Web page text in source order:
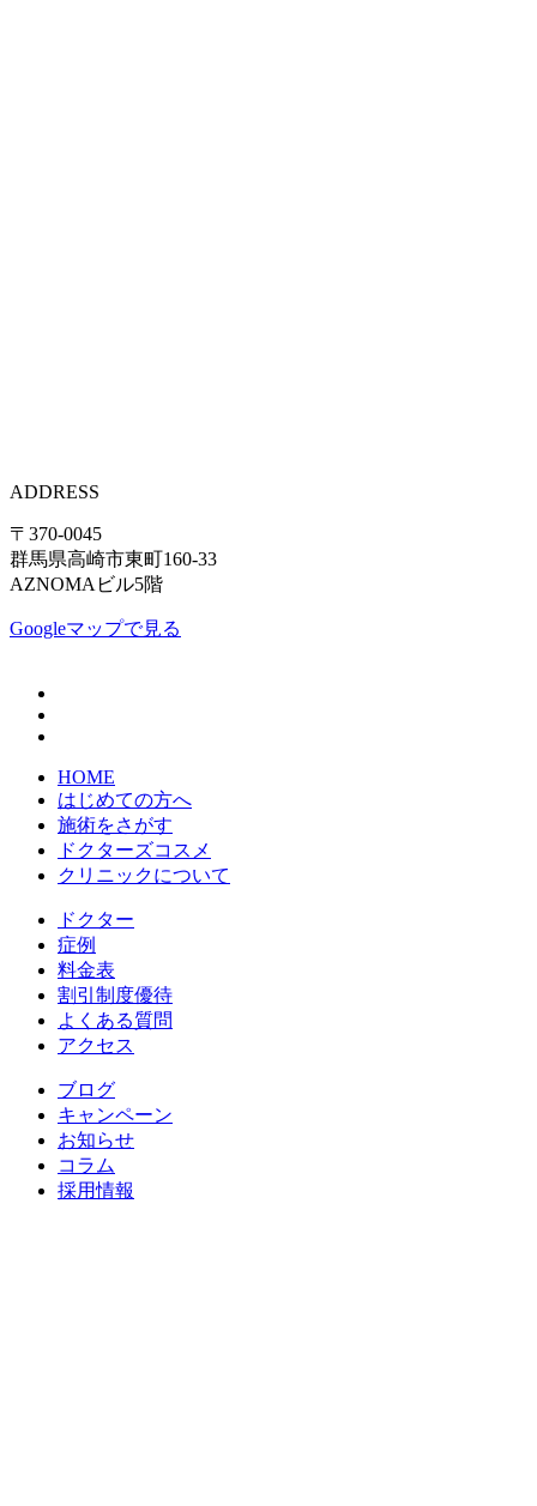
ADDRESS
〒370-0045
群馬県高崎市東町160-33
AZNOMAビル5階
Googleマップで見る
HOME
はじめての方へ
施術をさがす
ドクターズコスメ
クリニックについて
ドクター
症例
料金表
割引制度優待
よくある質問
アクセス
ブログ
キャンペーン
お知らせ
コラム
採用情報